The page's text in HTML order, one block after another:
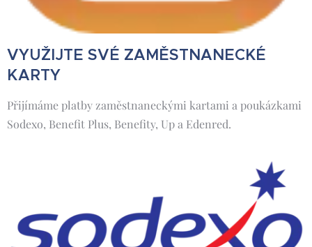
VYUŽIJTE SVÉ ZAMĚSTNANECKÉ
KARTY
Přijímáme platby zaměstnaneckými kartami a poukázkami
Sodexo, Benefit Plus, Benefity, Up a Edenred.